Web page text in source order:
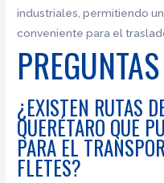
industriales, permitiendo
conveniente para el
¿EXISTEN RUTAS
QUERÉTARO QUE
PARA EL
FLETES?